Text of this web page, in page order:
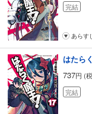
完結
あらす
はたら
737円 (
完結